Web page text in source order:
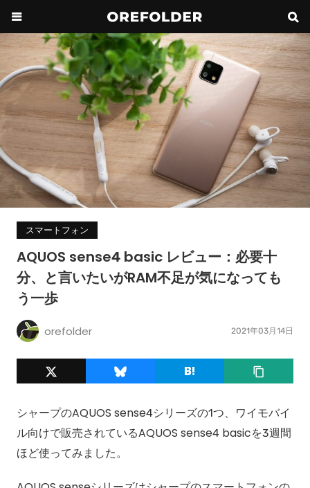
スマートフォン
AQUOS sense4 basic レビュー：必要十
分、と言いたいがRAM不足が気になっても
う一歩
orefolder 2021年03月14日
シャープのAQUOS sense4シリーズの1つ、ワイモバイ
ル向けで販売されているAQUOS sense4 basicを3週間
ほど使ってみました。